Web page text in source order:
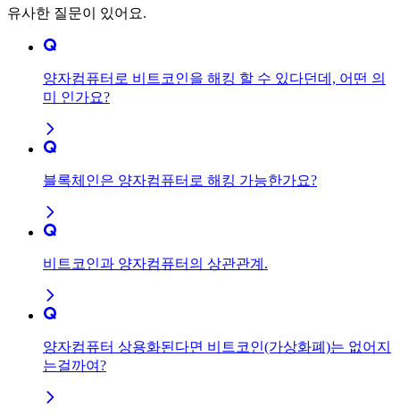
유사한 질문이 있어요.
양자컴퓨터로 비트코인을 해킹 할 수 있다던데, 어떤 의
미 인가요?
블록체인은 양자컴퓨터로 해킹 가능한가요?
비트코인과 양자컴퓨터의 상관관계.
양자컴퓨터 상용화된다면 비트코인(가상화폐)는 없어지
는걸까여?